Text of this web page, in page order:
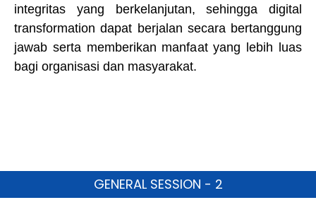
integritas yang berkelanjutan, sehingga digital
transformation dapat berjalan secara bertanggung
jawab serta memberikan manfaat yang lebih luas
bagi organisasi dan masyarakat.
GENERAL SESSION - 2